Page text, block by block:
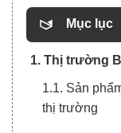
Mục lục
1. Thị trường
1.1. Sản
thị trường